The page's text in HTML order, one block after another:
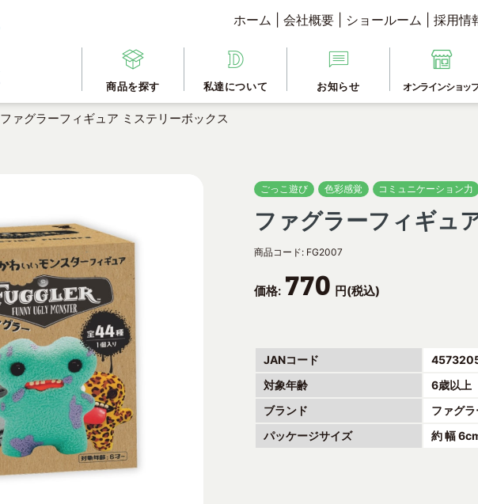
ホーム 会社概要 ショールーム 採用情
商品を探す 私達について お知らせ オンラインショッ
ファグラーフィギュア ミステリーボックス
ごっこ遊び 色彩感覚 コミュニケーション力
ファグラーフィギュ
商品コード: FG2007
価格: 770 円(税込)
JANコード
対象年齢
6歳以上
ブランド
ファグラ
パッケージサイズ
約 幅